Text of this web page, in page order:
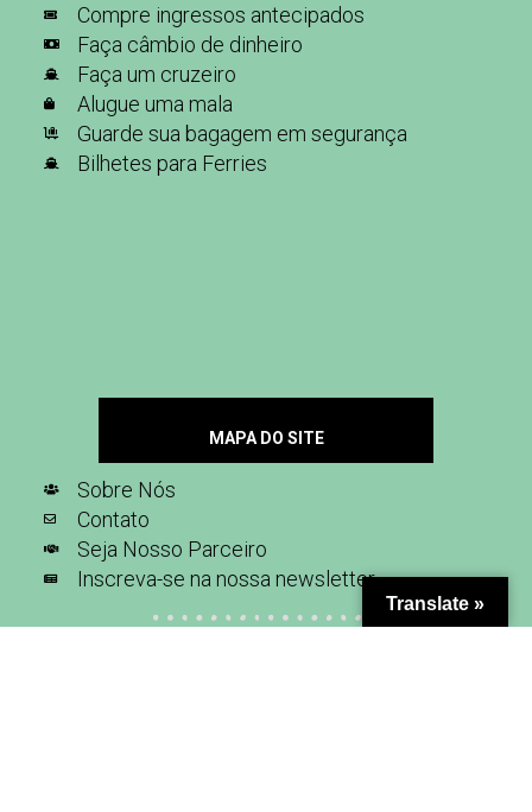
Compre ingressos antecipados
Faça câmbio de dinheiro
Faça um cruzeiro
Alugue uma mala
Guarde sua bagagem em segurança
Bilhetes para Ferries
MAPA DO SITE
Sobre Nós
Contato
Seja Nosso Parceiro
Inscreva-se na nossa newsletter
Translate »